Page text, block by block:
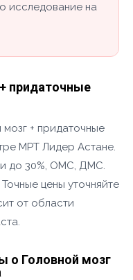
исследование на
придаточные
+ придаточные
МРТ Лидер Астане.
до 30%, ОМС, ДМС.
цены уточняйте
от области
о Головной мозг